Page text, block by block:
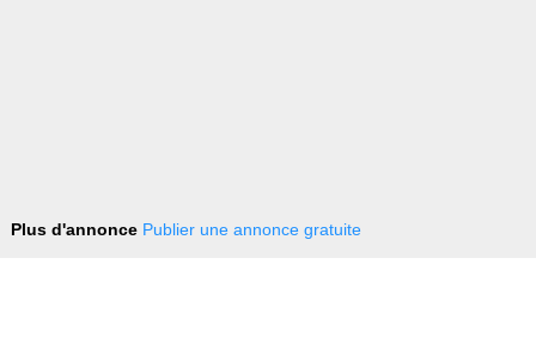
Plus d'annonce Publier une annonce gratuite